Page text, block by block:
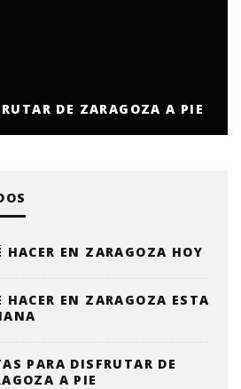
DE ZARAGOZA A PIE
HACER EN ZARAGOZA HOY
HACER EN ZARAGOZA ESTA
PARA DISFRUTAR DE
A PIE